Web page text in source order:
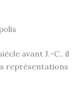
avant J.-C., il
représentations